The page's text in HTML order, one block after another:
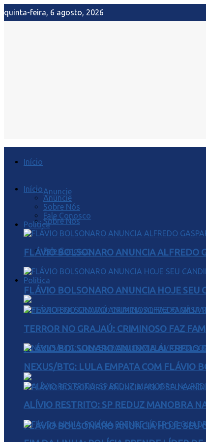
quinta-feira, 6 agosto, 2026
Início
Anuncie
Sobre Nós
Fale Conosco
Política
FLÁVIO BOLSONARO ANUNCIA ALFREDO
FLÁVIO BOLSONARO ANUNCIA HOJE SEU
Início
Anuncie
Sobre Nós
Fale Conosco
Política
FLÁVIO BOLSONARO ANUNCIA ALFREDO
FLÁVIO BOLSONARO ANUNCIA HOJE SEU
TERROR NO GRAJAÚ: CRIMINOSO FAZ
NEXUS/BTG: LULA EMPATA COM FLÁVIO
ALÍVIO RESTRITO: SP REDUZ MANOBRA